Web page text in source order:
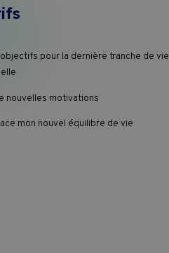
pour la dernière tranche de vie
nouvelles motivations
mon nouvel équilibre de vie